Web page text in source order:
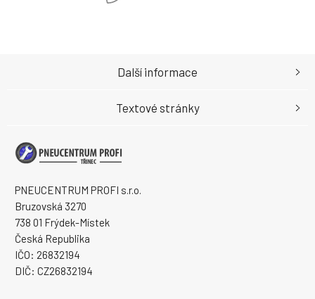
PNEUCENTRUM PROFI s.r.o.
Bruzovská 3270
738 01 Frýdek-Místek
Česká Republika
IČO: 26832194
DIČ: CZ26832194
Další informace
Textové stránky